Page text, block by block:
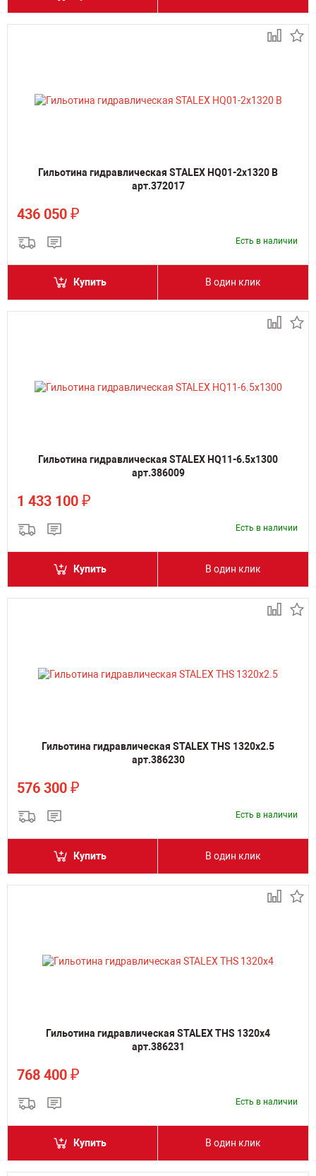
Гильотина гидравлическая STALEX HQ01-2x1320 B
арт.372017
436 050 ₽
Есть в наличии
Купить В один клик
Гильотина гидравлическая STALEX HQ11-6.5x1300
арт.386009
1 433 100 ₽
Есть в наличии
Купить В один клик
Гильотина гидравлическая STALEX THS 1320x2.5
арт.386230
576 300 ₽
Есть в наличии
Купить В один клик
Гильотина гидравлическая STALEX THS 1320x4
арт.386231
768 400 ₽
Есть в наличии
Купить В один клик